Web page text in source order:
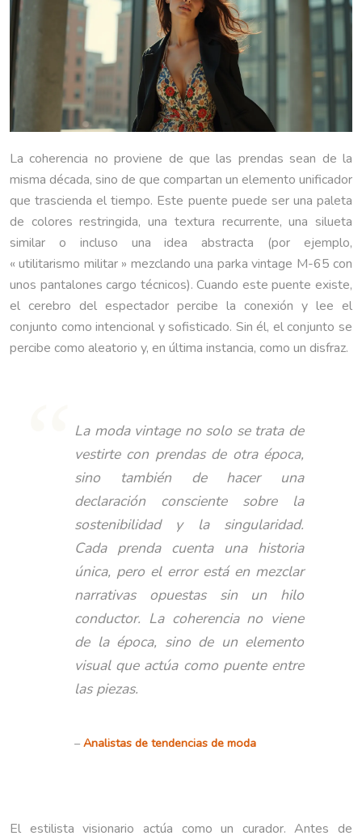
La coherencia no proviene de que las prendas sean de la
misma década, sino de que compartan un elemento unificador
que trascienda el tiempo. Este puente puede ser una paleta
de colores restringida, una textura recurrente, una silueta
similar o incluso una idea abstracta (por ejemplo,
« utilitarismo militar » mezclando una parka vintage M-65 con
unos pantalones cargo técnicos). Cuando este puente existe,
el cerebro del espectador percibe la conexión y lee el
conjunto como intencional y sofisticado. Sin él, el conjunto se
percibe como aleatorio y, en última instancia, como un disfraz.
La moda vintage no solo se trata de
vestirte con prendas de otra época,
sino también de hacer una
declaración consciente sobre la
sostenibilidad y la singularidad.
Cada prenda cuenta una historia
única, pero el error está en mezclar
narrativas opuestas sin un hilo
conductor. La coherencia no viene
de la época, sino de un elemento
visual que actúa como puente entre
las piezas.
– Analistas de tendencias de moda
El estilista visionario actúa como un curador. Antes de